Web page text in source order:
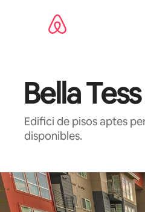
Bella Tess
Edifici de pisos aptes
disponibles.